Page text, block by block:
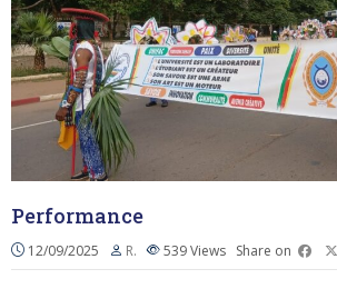
Performance
12/09/2025 R. 539Views Share on